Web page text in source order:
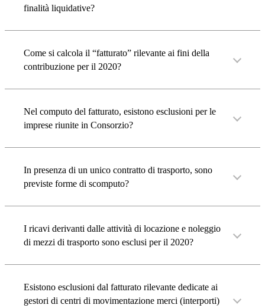
finalità liquidative?
Come si calcola il “fatturato” rilevante ai fini della
contribuzione per il 2020?
Nel computo del fatturato, esistono esclusioni per le
imprese riunite in Consorzio?
In presenza di un unico contratto di trasporto, sono
previste forme di scomputo?
I ricavi derivanti dalle attività di locazione e noleggio
di mezzi di trasporto sono esclusi per il 2020?
Esistono esclusioni dal fatturato rilevante dedicate ai
gestori di centri di movimentazione merci (interporti)